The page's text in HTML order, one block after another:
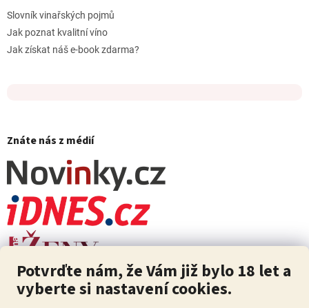
Potvrďte nám, že Vám již bylo 18 let a
vyberte si nastavení cookies.
Slovník vinařských pojmů
Jak poznat kvalitní víno
Jak získat náš e-book zdarma?
Znáte nás z médií